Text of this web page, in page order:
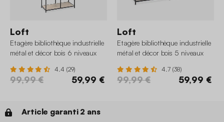
Loft
Etagère bibliothèque industrielle
métal et décor bois 6 niveaux
4.4 (29)
99,99 € 59,99 €
Loft
Etagère bibliothèque industrielle
métal et décor bois 5 niveaux
4.7 (38)
99,99 € 59,99 €
Article garanti 2 ans